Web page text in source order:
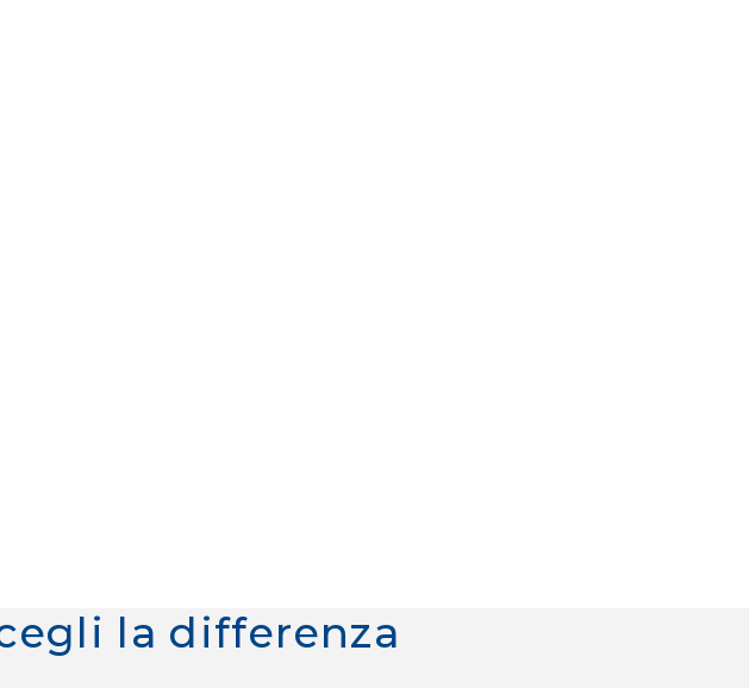
la differenza